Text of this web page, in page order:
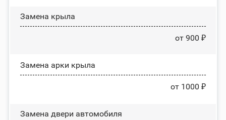
Замена крыла
от 900 ₽
Замена арки крыла
от 1000 ₽
Замена двери автомобиля